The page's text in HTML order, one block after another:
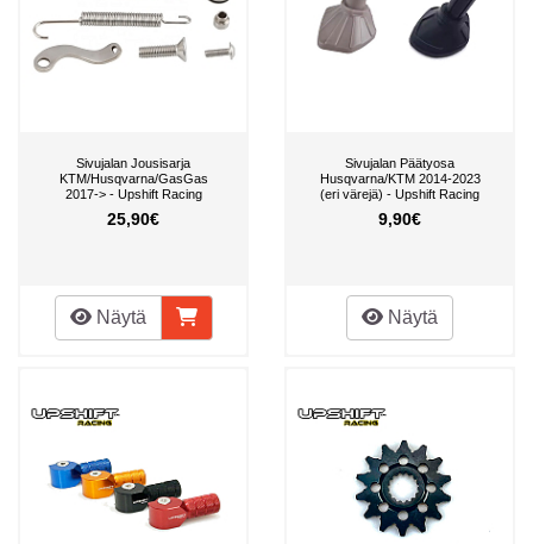
Sivujalan Jousisarja
KTM/Husqvarna/GasGas
2017-> - Upshift Racing
25,90€
Näytä
Sivujalan Päätyosa
Husqvarna/KTM 2014-2023
(eri värejä) - Upshift Racing
9,90€
Näytä